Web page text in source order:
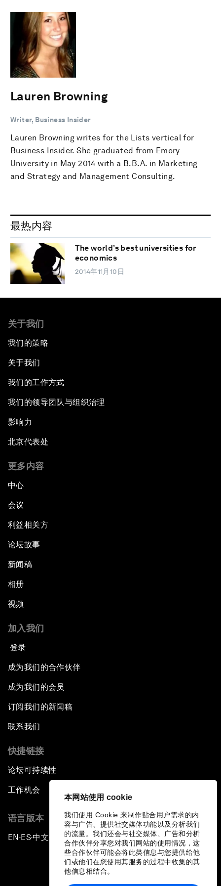
本网站使用 cookie
我们使用 Cookie 来制作贴合用户需求的内
容与广告、提供社交媒体功能以及分析我们
的流量。我们还会与社交媒体、广告和分析
合作伙伴分享您对我们网站的使用情况，这
些合作伙伴可能会将此类信息与您提供给他
们或他们在您使用其服务的过程中收集的其
他信息相结合。
Lauren Browning
Writer, Business Insider
Lauren Browning writes for the Lists vertical for
Business Insider. She graduated from Emory
University in May 2014 with a B.B.A. in Marketing
and Strategy and Management Consulting.
最热内容
The world’s best universities for
economics
2014年11月10日
关于我们
我们的策略
关于我们
我们的工作方式
我们的领导团队与组织治理
影响力
北京代表处
更多内容
中心
会议
利益相关方
论坛故事
新闻稿
相册
视频
加入我们
登录
成为我们的合作伙伴
成为我们的会员
订阅我们的新闻稿
联系我们
快捷链接
论坛可持续性
工作机会
语言版本
EN ▪ES▪中文▪ 日本語